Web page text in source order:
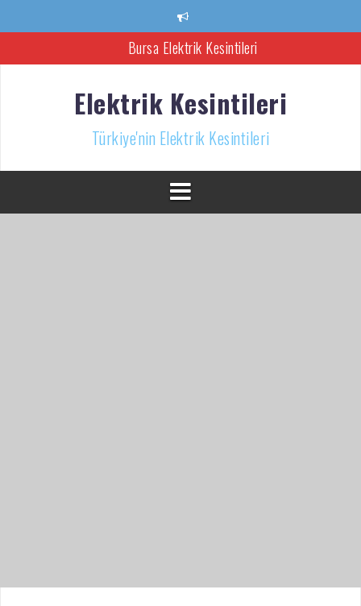
Bursa Elektrik Kesintileri
Türkiye’nin Elektrik Kesintileri Haber Kaynağı
İzmir Elektrik Kesintisi
Elektrik Kesintileri
Türkiye'nin Elektrik Kesintileri